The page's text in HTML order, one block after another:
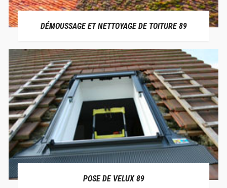
DÉMOUSSAGE ET NETTOYAGE DE TOITURE 89
POSE DE VELUX 89